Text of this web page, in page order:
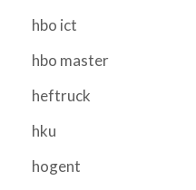
hbo ict
hbo master
heftruck
hku
hogent